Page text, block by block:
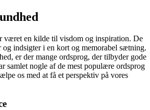
været en kilde til visdom og inspiration. De
og indsigter i en kort og memorabel sætning.
er der mange ordsprog, der tilbyder gode
samlet nogle af de mest populære ordsprog
os med at få et perspektiv på vores